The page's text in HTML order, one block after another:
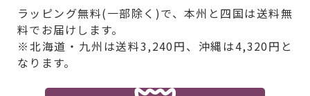
ラッピング無料(一部除く)で、本州と四国は送料無
料でお届けします。
※北海道・九州は送料3,240円、沖縄は4,320円と
なります。